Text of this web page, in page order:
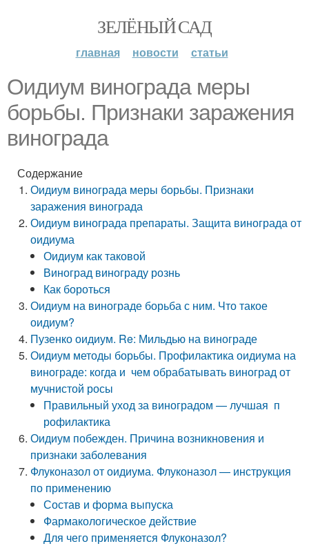
ЗЕЛЁНЫЙ САД
главная новости статьи
Оидиум винограда меры
борьбы. Признаки заражения
винограда
Содержание
Оидиум винограда меры борьбы. Признаки
заражения винограда
Оидиум винограда препараты. Защита винограда от
оидиума
Оидиум как таковой
Виноград винограду рознь
Как бороться
Оидиум на винограде борьба с ним. Что такое
оидиум?
Пузенко оидиум. Re: Мильдью на винограде
Оидиум методы борьбы. Профилактика оидиума на
винограде: когда и чем обрабатывать виноград от
мучнистой росы
Правильный уход за виноградом — лучшая п
рофилактика
Оидиум побежден. Причина возникновения и
признаки заболевания
Флуконазол от оидиума. Флуконазол — инструкция
по применению
Состав и форма выпуска
Фармакологическое действие
Для чего применяется Флуконазол?